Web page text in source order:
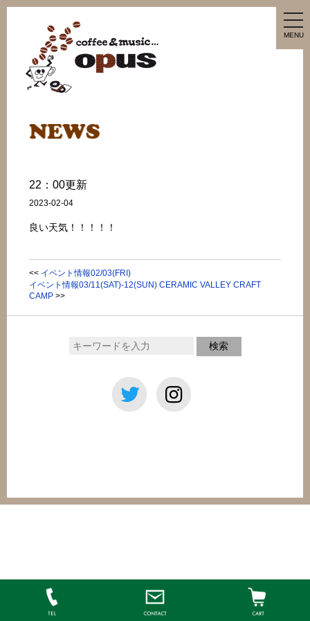
MENU
22：00更新
2023-02-04
良い天気！！！！！
<< イベント情報02/03(FRI)
イベント情報03/11(SAT)-12(SUN) CERAMIC VALLEY CRAFT
CAMP >>